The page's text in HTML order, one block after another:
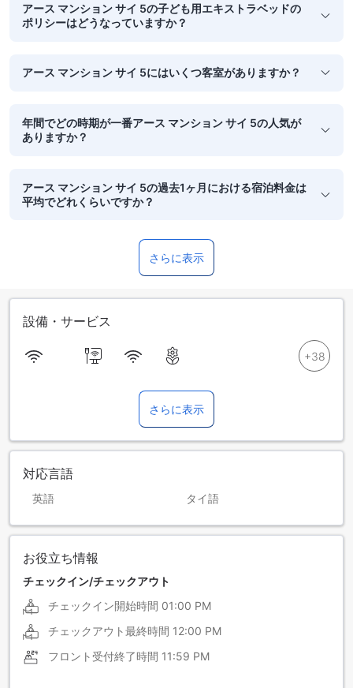
アース マンション サイ 5の子ども用エキストラベッドの
ポリシーはどうなっていますか？
アース マンション サイ 5にはいくつ客室がありますか？
年間でどの時期が一番アース マンション サイ 5の人気が
ありますか？
アース マンション サイ 5の過去1ヶ月における宿泊料金は
平均でどれくらいですか？
さらに表示
設備・サービス
さらに表示
対応言語
英語 タイ語
お役立ち情報
チェックイン/チェックアウト
チェックイン開始時間 01:00 PM
チェックアウト最終時間 12:00 PM
フロント受付終了時間 11:59 PM